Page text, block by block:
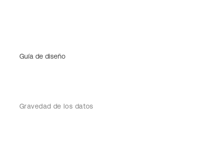
Guía de diseño
Gravedad de los datos